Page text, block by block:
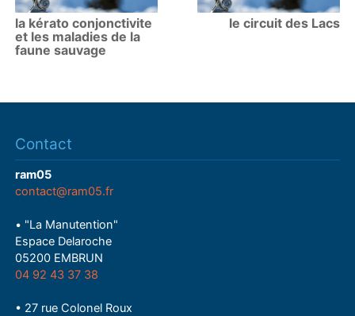
la kérato conjonctivite
et les maladies de la
faune sauvage
le circuit des Lacs
Contact
ram05
contact@ram05.fr
• "La Manutention"
Espace Delaroche
05200 EMBRUN
04 92 43 37 38
• 27 rue Colonel Roux